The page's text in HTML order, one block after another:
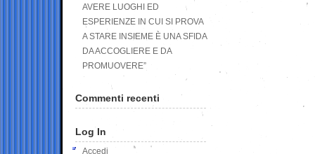
AVERE LUOGHI ED
ESPERIENZE IN CUI SI PROVA
A STARE INSIEME È UNA SFIDA
DA ACCOGLIERE E DA
PROMUOVERE”
Commenti recenti
Log In
Accedi